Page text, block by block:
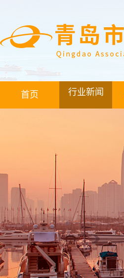
首页 行业新闻